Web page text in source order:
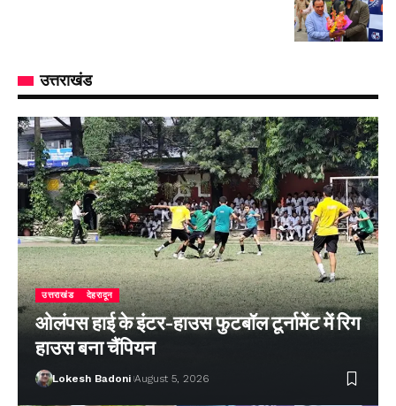
उत्तराखंड
उत्तराखंड देहरादून
ओलंपस हाई के इंटर-हाउस फुटबॉल टूर्नामेंट में रिग
हाउस बना चैंपियन
Lokesh Badoni August 5, 2026